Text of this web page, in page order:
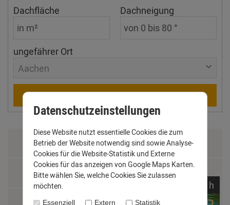
Dachfläche Dachneigung
ungefährer Ort
Aachen
Berechnen
Zahlung & Versand
Datenschutz
AGB
h
Datenschutzeinstellungen
Diese Website nutzt essentielle Cookies die zum
Betrieb der Website notwendig sind sowie Analyse-
Cookies für die Website-Statistik und Externe
Cookies für das anzeigen von Google Maps Karten.
Bitte wählen Sie, welche Cookies Sie zulassen
möchten.
Essenziell Extern Statistik